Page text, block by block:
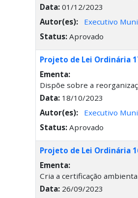
Data:01/12/2023
Autor(es):
Executivo
Status:Aprovado
Projeto de Lei Ordinária
Ementa:
Dispõe sobre a
Data:18/10/2023
Autor(es):
Executivo
Status:Aprovado
Projeto de Lei Ordinária
Ementa:
Cria a certificação
Data:26/09/2023